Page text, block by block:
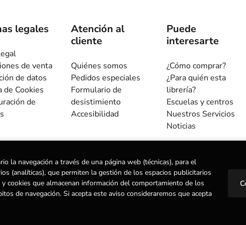
legales
de venta
de datos
de Cookies
de
Atención al
cliente
Quiénes somos
Pedidos especiales
Formulario de
desistimiento
Accesibilidad
Puede
interesarte
¿Cómo comprar?
¿Para quién esta
librería?
Escuelas y centros
Nuestros Servicios
Noticias
|Trevenque Group
la navegación a través de una página web (técnicas), para el
(analíticas), que permiten la gestión de los espacios publicitarios
cookies que almacenan información del comportamiento de los
de navegación. Si acepta este aviso consideraremos que acepta